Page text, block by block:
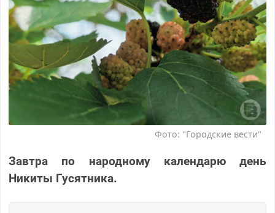
Фото: "Городские вести"
Завтра по народному календарю день
Никиты Гусятника.